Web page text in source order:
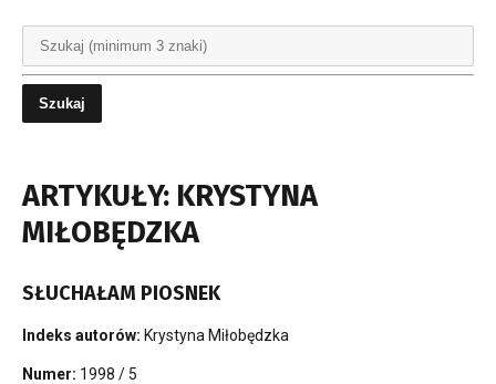
ARTYKUŁY: KRYSTYNA
MIŁOBĘDZKA
SŁUCHAŁAM PIOSNEK
Indeks autorów: Krystyna Miłobędzka
Numer: 1998 / 5